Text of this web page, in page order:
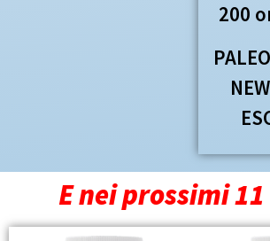
200
E nei prossimi 11